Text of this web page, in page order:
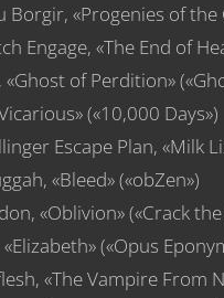
Borgir, «Progenies of the
Engage, «The End of
of Perdition»
(«10,000 Days»)
Escape Plan, «Milk
«Bleed» («obZen»)
«Oblivion» («Crack the
(«Opus
«The Vampire From